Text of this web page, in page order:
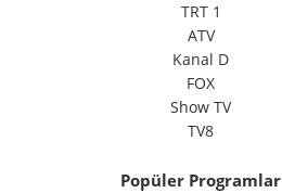
TRT 1
ATV
Kanal D
FOX
Show TV
TV8
Popüler Programlar